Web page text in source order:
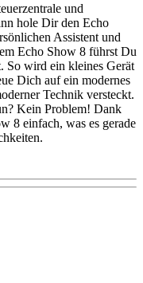
und
hole Dir den Echo
Assistent und
Echo Show 8 führst Du
So wird ein kleines Gerät
Dich auf ein modernes
Technik versteckt.
Kein Problem! Dank
8 einfach, was es gerade